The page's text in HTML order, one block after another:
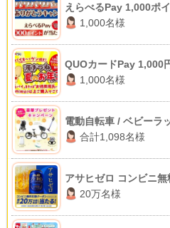
えらべるPay 1,000ポ
1,000名様
QUOカードPay 1,000
1,000名様
電動自転車 / ベビーラ
合計1,098名様
アサヒゼロ コンビニ
20万名様